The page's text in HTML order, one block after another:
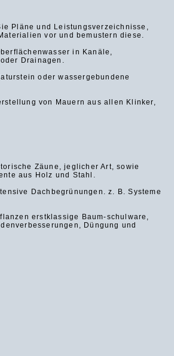
Pläne und Leistungsverzeichnisse,
vor und bemustern diese.
in Kanäle,
Drainagen.
oder wassergebundene
von Mauern aus allen Klinker,
Zäune, jeglicher Art, sowie
aus Holz und Stahl.
Dachbegrünungen. z. B. Systeme
erstklassige Baum-schulware,
Düngung und